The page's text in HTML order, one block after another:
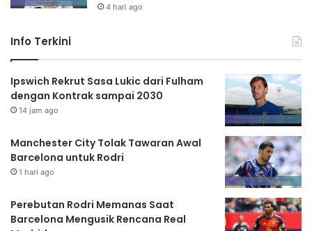
4 hari ago
Info Terkini
Ipswich Rekrut Sasa Lukic dari Fulham
dengan Kontrak sampai 2030
14 jam ago
Manchester City Tolak Tawaran Awal
Barcelona untuk Rodri
1 hari ago
Perebutan Rodri Memanas Saat
Barcelona Mengusik Rencana Real